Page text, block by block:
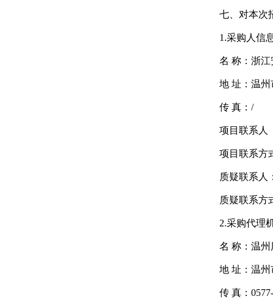
七、对本次
1.采购人信
名 称： 浙江
地 址：温州
传 真：/
项目联系人
项目联系方
质疑联系人
质疑联系方
2.采购代理
名 称： 温州
地 址：温州
传 真：